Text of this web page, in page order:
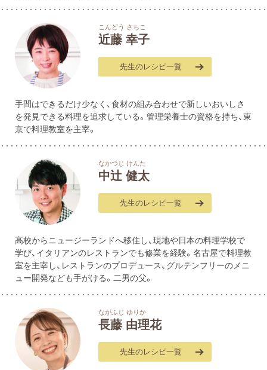
こんどう さちこ
近藤 幸子
先生のレシピ一覧
手間はできるだけ少なく、食材の組み合わせで新しいおいしさ
を発見できる料理を追求している。管理栄養士の資格を持ち、東
京で料理教室を主宰。
なかつじ けんた
中辻󠄀 健太
先生のレシピ一覧
高校からニュージーランドへ移住し、現地や日本の料理学校で
学び、イタリアンのレストランでも修業を経験。名古屋で料理教
室を主宰し、レストランのプロデュース、グルテンフリーのメニ
ュー開発なども手がける。二男の父。
ながふじ ゆりか
長藤 由理花
先生のレシピ一覧